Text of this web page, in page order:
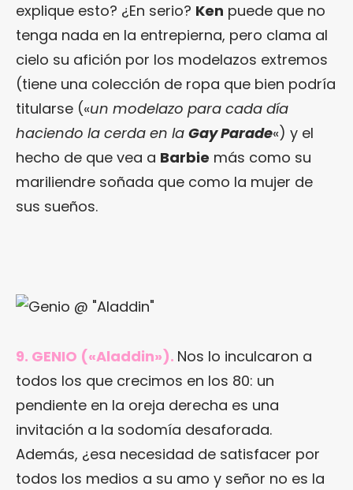
explique esto? ¿En serio? Ken puede que no
tenga nada en la entrepierna, pero clama al
cielo su afición por los modelazos extremos
(tiene una colección de ropa que bien podría
titularse («un modelazo para cada día
haciendo la cerda en la Gay Parade«) y el
hecho de que vea a Barbie más como su
mariliendre soñada que como la mujer de
sus sueños.
9. GENIO («Aladdin»). Nos lo inculcaron a
todos los que crecimos en los 80: un
pendiente en la oreja derecha es una
invitación a la sodomía desaforada.
Además, ¿esa necesidad de satisfacer por
todos los medios a su amo y señor no es la